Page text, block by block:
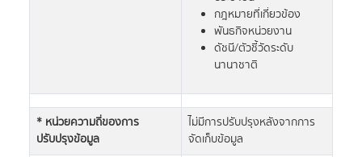
กฎหมายที่เกี่ยวข้อง
พันธกิจหน่วยงาน
ดัชนี/ตัวชี้วัดระดับ
นานาชาติ
* หน่วยความถี่ของการ
ปรับปรุงข้อมูล
ไม่มีการปรับปรุงหลังจากการ
จัดเก็บข้อมูล